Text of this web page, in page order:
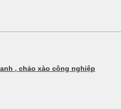
, chảo xào công nghiệp